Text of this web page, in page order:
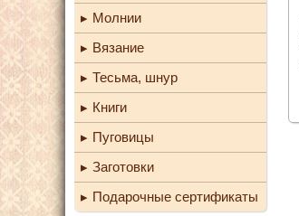
Молнии
Вязание
Тесьма, шнур
Книги
Пуговицы
Заготовки
Подарочные сертификаты